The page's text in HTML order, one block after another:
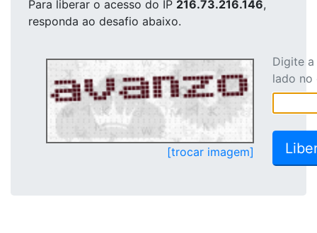
Para liberar o acesso do IP 216.73.216.146,
responda ao desafio abaixo.
[trocar imagem]
Digite
lado no